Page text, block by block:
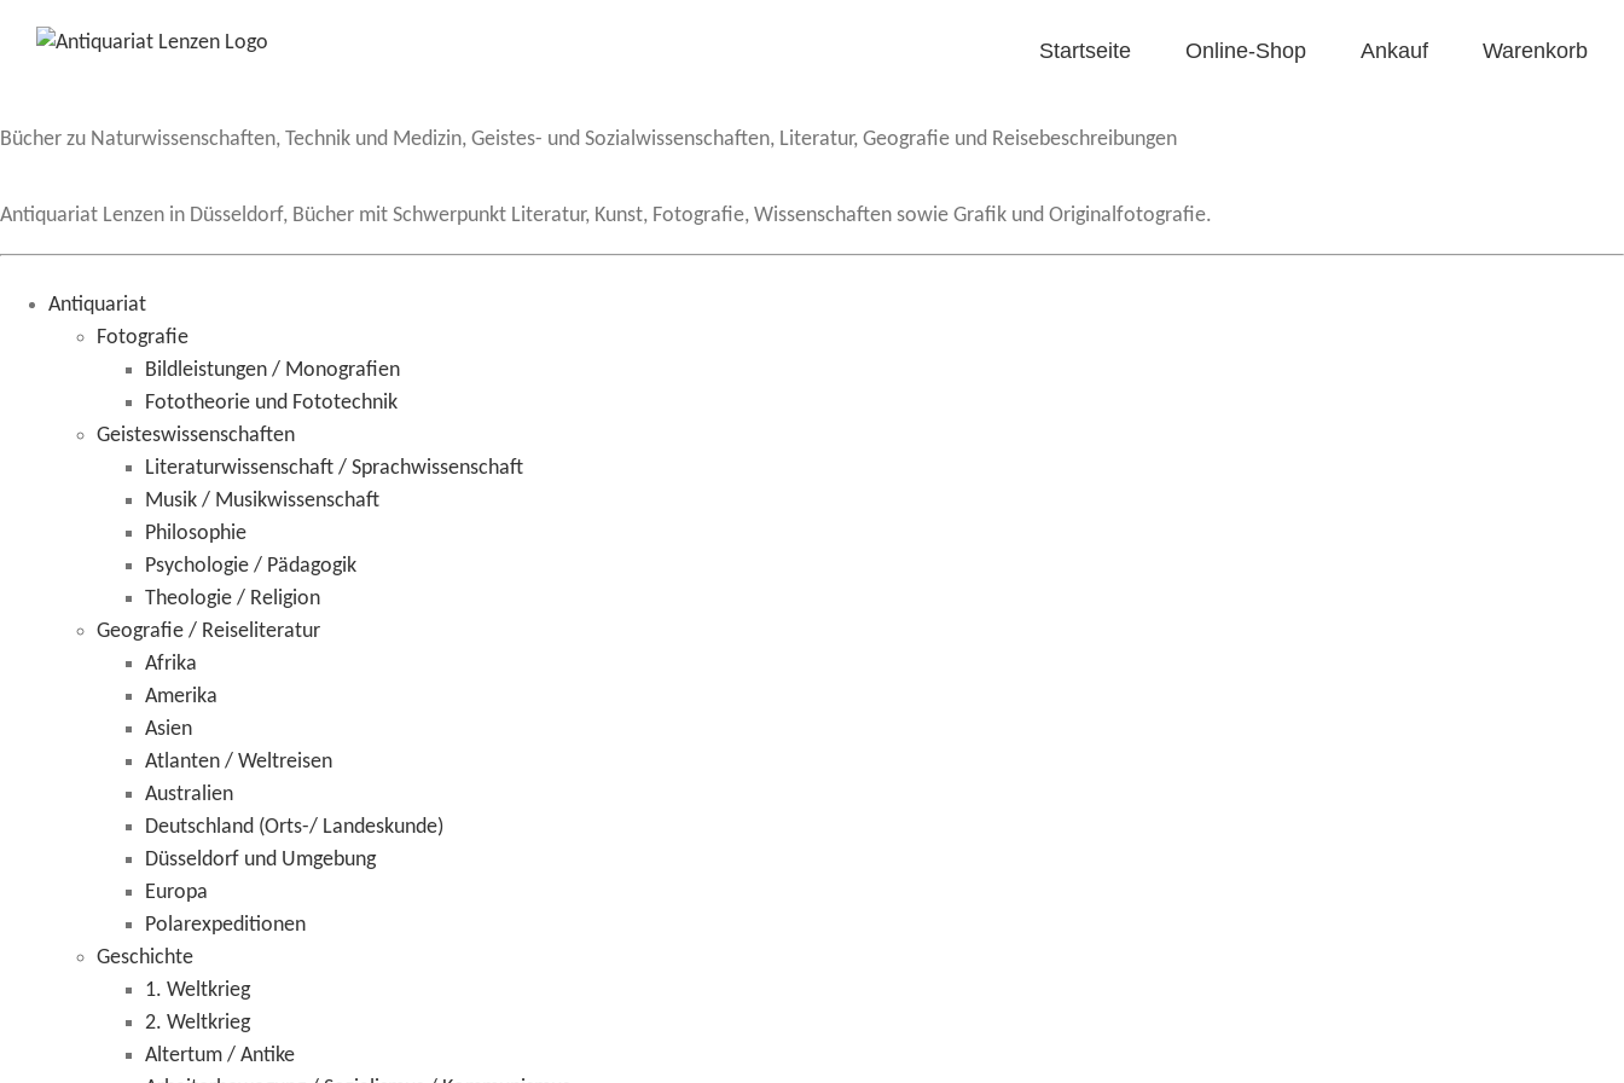
Inhalt
Startseite Online-Shop Ankauf Warenkorb
Bücher zu Naturwissenschaften, Technik und Medizin, Geistes- und Sozialwissenschaften, Literatur, Geografie und Reisebeschreibungen
Antiquariat Lenzen in Düsseldorf, Bücher mit Schwerpunkt Literatur, Kunst, Fotografie, Wissenschaften sowie Grafik und Originalfotografie.
Antiquariat
Fotografie
Bildleistungen / Monografien
Fototheorie und Fototechnik
Geisteswissenschaften
Literaturwissenschaft / Sprachwissenschaft
Musik / Musikwissenschaft
Philosophie
Psychologie / Pädagogik
Theologie / Religion
Geografie / Reiseliteratur
Afrika
Amerika
Asien
Atlanten / Weltreisen
Australien
Deutschland (Orts-/ Landeskunde)
Düsseldorf und Umgebung
Europa
Polarexpeditionen
Geschichte
1. Weltkrieg
2. Weltkrieg
Altertum / Antike